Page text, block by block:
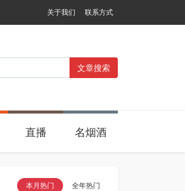
关于我们 联系方式
文章搜索
直播 名烟酒
本月热门 全年热门